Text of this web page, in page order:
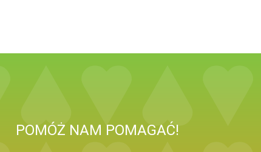
POMÓŻ NAM POMAGAĆ!